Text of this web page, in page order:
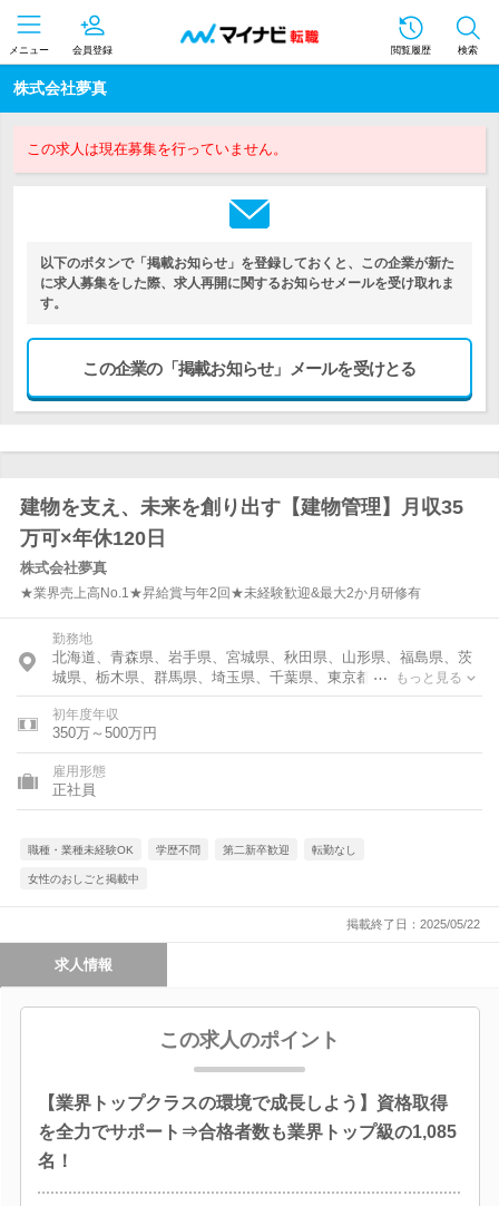
メニュー 会員登録 閲覧履歴 検索
株式会社夢真
この求人は現在募集を行っていません。
以下のボタンで「掲載お知らせ」を登録しておくと、この企業が新た
に求人募集をした際、求人再開に関するお知らせメールを受け取れま
す。
この企業の「掲載お知らせ」メールを受けとる
建物を支え、未来を創り出す【建物管理】月収35
万可×年休120日
株式会社夢真
★業界売上高No.1★昇給賞与年2回★未経験歓迎&最大2か月研修有
勤務地
北海道、青森県、岩手県、宮城県、秋田県、山形県、福島県、茨
城県、栃木県、群馬県、埼玉県、千葉県、東京都、神奈川県、富
山県、石川県、福井県、新潟県、山梨県、長野県、岐阜県、静岡
県、愛知県、三重県、滋賀県、京都府、大阪府、兵庫県、奈良
県、和歌山県、鳥取県、島根県、岡山県、広島県、山口県、徳島
県、香川県、愛媛県、高知県、福岡県、佐賀県、長崎県、熊本
県、大分県、宮崎県、鹿児島県、沖縄県
もっと見る
初年度年収
350万～500万円
雇用形態
正社員
職種・業種未経験OK 学歴不問 第二新卒歓迎 転勤なし
女性のおしごと掲載中
掲載終了日：2025/05/22
求人情報
この求人のポイント
【業界トップクラスの環境で成長しよう】資格取得
を全力でサポート⇒合格者数も業界トップ級の1,085
名！